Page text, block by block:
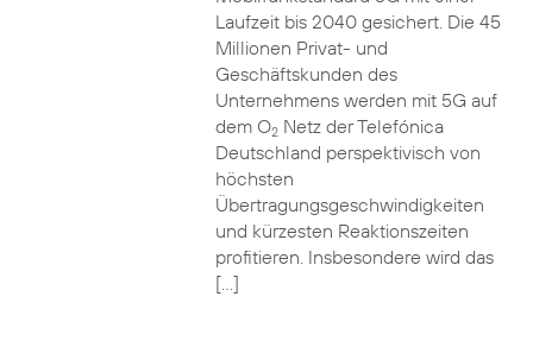
Laufzeit bis 2040 gesichert. Die 45
Millionen Privat- und
Geschäftskunden des
Unternehmens werden mit 5G auf
dem O2Netz der Telefónica
Deutschland perspektivisch von
höchsten
Übertragungsgeschwindigkeiten
und kürzesten Reaktionszeiten
profitieren. Insbesondere wird das
[…]